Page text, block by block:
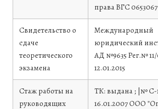
праваВГС 0653067
Свидетельство о
сдаче
теоретического
экзамена
Международный
юридический
АД №9635 Рег.№ 11/
12.01.2015
Стаж работы на
руководящих
ТК: выдана ; |№ С-
16.01.2007 ООО